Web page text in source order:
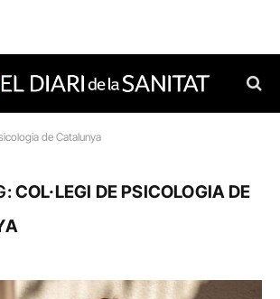
de Catalunya
COL·LEGI DE PSICOLOGIA DE